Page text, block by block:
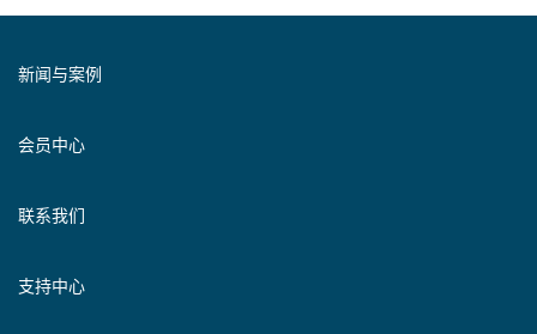
新闻与案例
会员中心
联系我们
支持中心